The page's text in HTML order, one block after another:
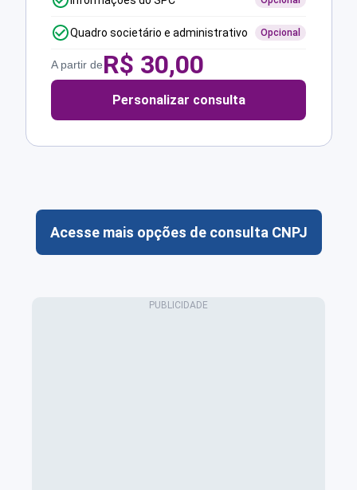
Quadro societário e administrativo Opcional
A partir deR$ 30,00
Personalizar consulta
Acesse mais opções de consulta CNPJ